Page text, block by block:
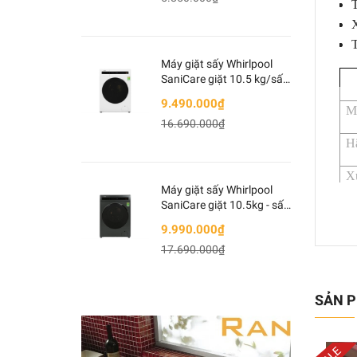
SẢN
Máy giặt sấy Whirlpool
SaniCare giặt 10.5 kg/sấy
Trắng
9.490.000₫
16.690.000₫
Máy giặt sấy Whirlpool
SaniCare giặt 10.5kg - sấy
9.990.000₫
17.690.000₫